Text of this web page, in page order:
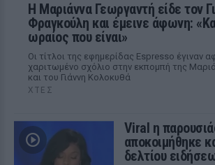
Η Μαριάννα Γεωργαντή είδε τον
Φραγκούλη και έμεινε άφωνη:
ωραίος που είναι»
Οι τίτλοι της εφημερίδας Espresso έγιναν
χαριτωμένο σχόλιο στην εκπομπή της
και του Γιάννη Κολοκυθά
ΧΤΕΣ
Viral η
αποκοιμήθηκε
δελτίου